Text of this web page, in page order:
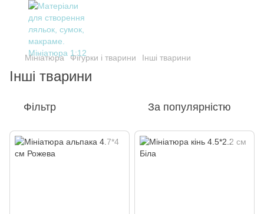
Мініатюра Фігурки і тварини Інші тварини
Інші тварини
Фільтр За популярністю